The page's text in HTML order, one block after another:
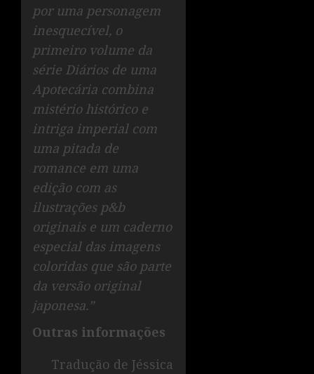
por uma personagem
inesquecível, o
primeiro volume da
série Diários de uma
Apotecária combina
mistério histórico e
intriga imperial com
uma pitada de
romance em uma
edição com as
ilustrações p&b
originais e um caderno
especial das imagens
coloridas que são parte
da versão original
japonesa.”
Outras informações
Tradução de Jéssica